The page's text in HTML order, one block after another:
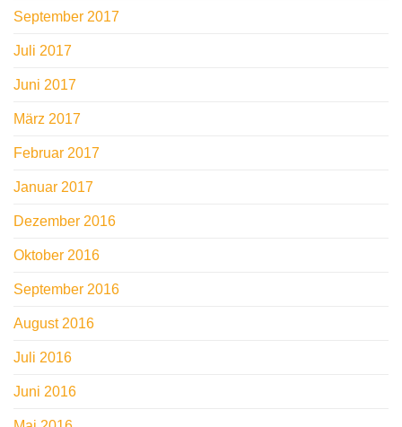
September 2017
Juli 2017
Juni 2017
März 2017
Februar 2017
Januar 2017
Dezember 2016
Oktober 2016
September 2016
August 2016
Juli 2016
Juni 2016